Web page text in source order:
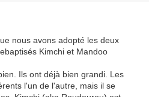
nous avons adopté les deux
Kimchi et Mandoo
Ils ont déjà bien grandi. Les
l'un de l'autre, mais il se